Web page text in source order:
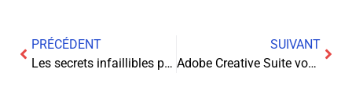
PRÉCÉDENT
Les secrets infaillibles pour monétiser votre blog culinaire et transformer votre passion en business rentable
SUIVANT
Adobe Creative Suite vous donne des maux de tête ? Les astuces pour reprendre la main